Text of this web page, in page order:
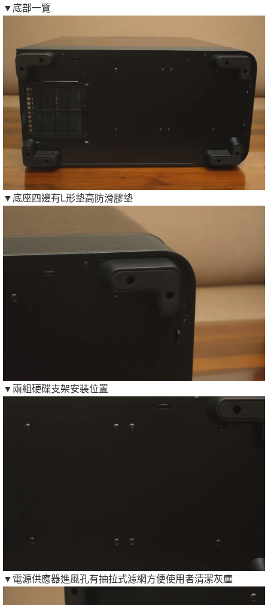
▼底部一覽
▼底座四邊有L形墊高防滑膠墊
▼兩組硬碟支架安裝位置
▼電源供應器進風孔有抽拉式濾網方便使用者清潔灰塵